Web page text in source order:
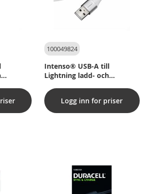
100049824
Intenso® USB-A till
Lightning ladd- och
Logg inn for priser